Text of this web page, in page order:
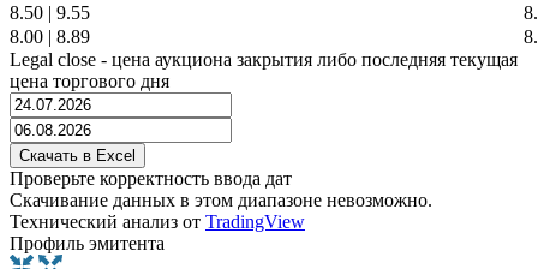
8.50 | 9.55
8.00 | 8.89
Legal close - цена аукциона закрытия либо последняя текущая
цена торгового дня
Проверьте корректность ввода дат
Скачивание данных в этом диапазоне невозможно.
Технический анализ от TradingView
Профиль эмитента